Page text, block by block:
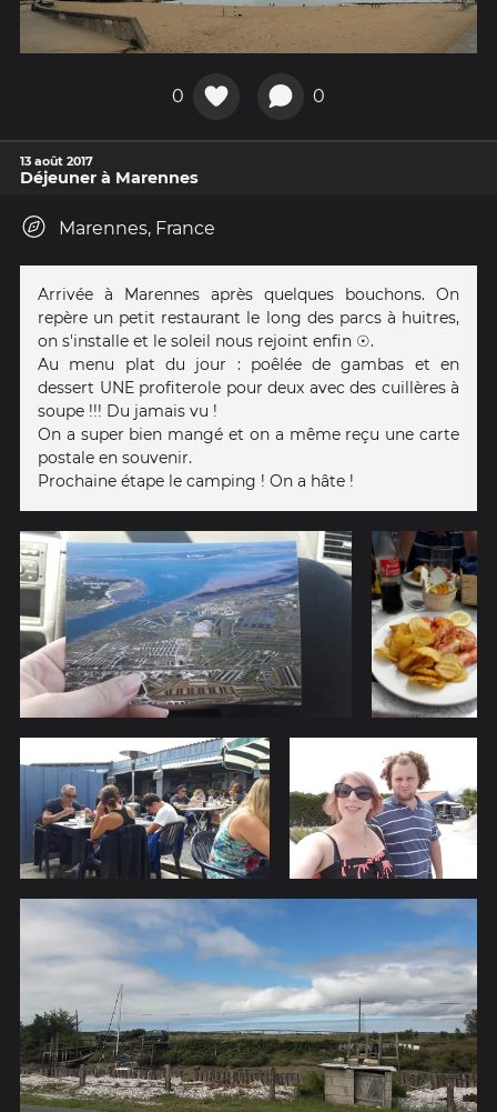
0 0
13 août 2017
Déjeuner à Marennes
Marennes, France
Arrivée à Marennes après quelques bouchons. On
repère un petit restaurant le long des parcs à huitres,
on s'installe et le soleil nous rejoint enfin ☉.
Au menu plat du jour : poêlée de gambas et en
dessert UNE profiterole pour deux avec des cuillères à
soupe !!! Du jamais vu !
On a super bien mangé et on a même reçu une carte
postale en souvenir.
Prochaine étape le camping ! On a hâte !